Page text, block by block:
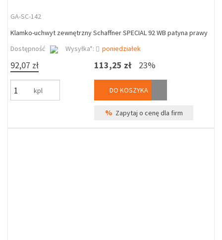
GA-SC-142
Klamko-uchwyt zewnętrzny Schaffner SPECIAL 92 WB patyna prawy
Dostępność
Wysyłka*: poniedziałek
92,07 zł
kpl
113,25 zł 23%
DO KOSZYKA
% Zapytaj o cenę dla firm